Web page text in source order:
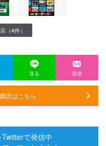
（4件）
送る 送信
読はこちら
で発信中